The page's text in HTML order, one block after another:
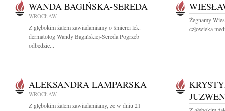
WANDA BAGIŃSKA-SEREDA
WROCŁAW
Z głębokim żalem zawiadamiamy o śmierci lek.
dermatolog Wandy Bagińskiej-Sereda Pogrzeb
odbędzie...
Żegnamy
człowieka
ALEKSANDRA LAMPARSKA
WROCŁAW
Z głębokim żalem zawiadamiamy, że w dniu 21